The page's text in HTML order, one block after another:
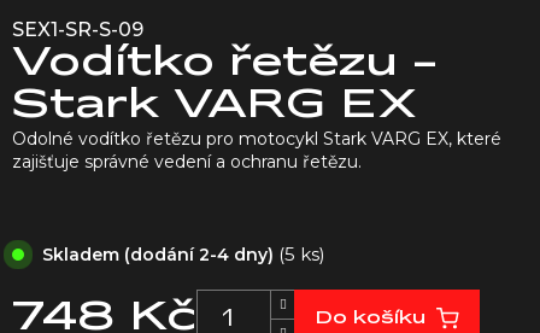
SEX1-SR-S-09
Vodítko řetězu -
Stark VARG EX
748 Kč
Skladem (dodání 2-4 dny) (5 ks)
Do košíku
Odolné vodítko řetězu pro motocykl Stark VARG EX, které
zajišťuje správné vedení a ochranu řetězu.